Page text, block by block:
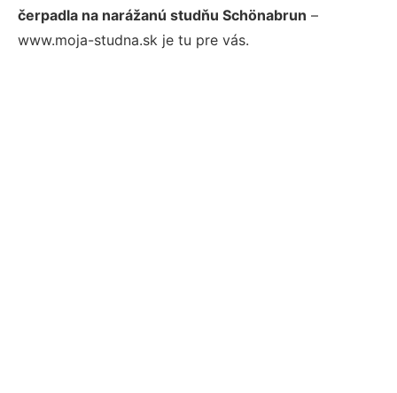
čerpadla na narážanú studňu Schönabrun –
www.moja-studna.sk je tu pre vás.